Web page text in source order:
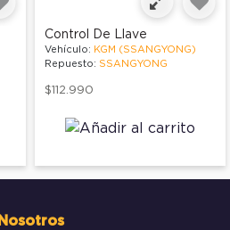
Control De Llave
Vehículo: KGM (SSANGYONG)
Repuesto: SSANGYONG
$112.990
Nosotros